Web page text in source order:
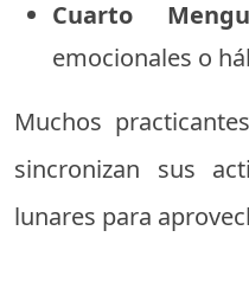
Cuarto
emocionales o
Muchos
sincronizan sus
lunares para